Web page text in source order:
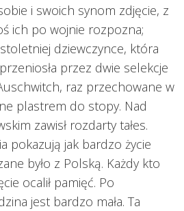
i swoich synom zdjęcie, z
ich po wojnie rozpozna;
dziewczynce, która
przez dwie selekcje
raz przechowane w
plastrem do stopy. Nad
zawisł rozdarty tałes.
pokazują jak bardzo życie
było z Polską. Każdy kto
ocalił pamięć. Po
jest bardzo mała. Ta